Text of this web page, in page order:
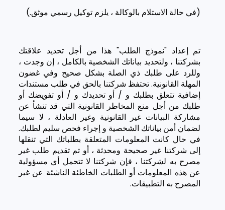
(في حالة الاستلام بالوكالة ، يلزم توكيل رسمي موثق.)
تم إعداد "نموذج الطلب" هذا من أجل تحديد علاقتك
بشركتنا ، ولتحديد بياناتك الشخصية بالكامل ، إن وجدت ،
وللرد على طلبك ذي الصلة بشكل صحيح وفي غضون
المهلة القانونية. تحتفظ شركتنا بالحق في طلب مستندات
إضافية تتعلق بطلبك و / أو تحديدك و / أو تفويضك أو
طلبك من أجل منع المخاطر القانونية التي قد تنشأ عن
مشاركة البيانات غير القانونية وغير العادلة ، لا سيما
لضمان أمن بياناتك الشخصية و إجراء فحص سليم لطلبك.
في حال كانت المعلومات المتعلقة بطلباتك التي تنقلها
إلى شركتنا غير صحيحة ومحدثة ، أو تم تقديم طلب غير
مصرح به لشركتنا ، فإن شركتنا لا تتحمل أي مسؤولية
عن هذه المعلومات أو الطلبات الخاطئة الناشئة عن غير
المصرح به التطبيقات.